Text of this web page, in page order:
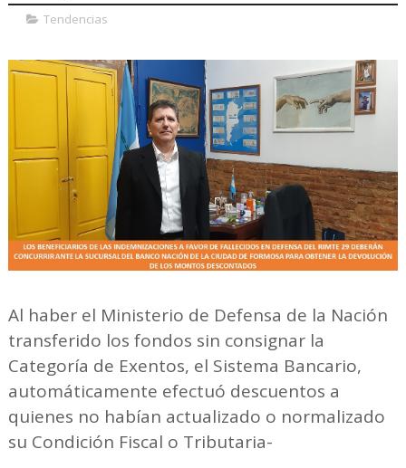
Tendencias
Al haber el Ministerio de Defensa de la Nación
transferido los fondos sin consignar la
Categoría de Exentos, el Sistema Bancario,
automáticamente efectuó descuentos a
quienes no habían actualizado o normalizado
su Condición Fiscal o Tributaria-